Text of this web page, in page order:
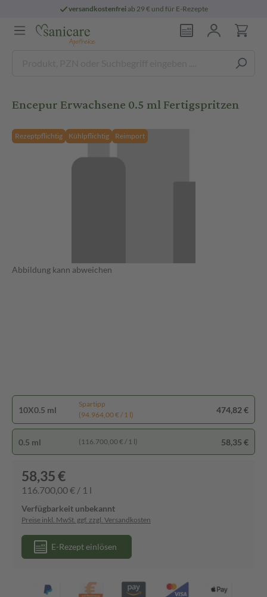
versandkostenfreiab 29 € und für E-Rezepte
Encepur Erwachsene 0.5 ml Fertigspritzen
Rezeptpflichtig Kühlpflichtig Reimport
Abbildung kann abweichen
10X0.5 ml
Spartipp
(94.964,00 € / 1 l)
474,82 €
0.5 ml (116.700,00 € / 1 l) 58,35 €
58,35 €
116.700,00 € / 1 l
Verfügbarkeit unbekannt
Preise inkl. MwSt. ggf. zzgl. Versandkosten
E-Rezept einlösen